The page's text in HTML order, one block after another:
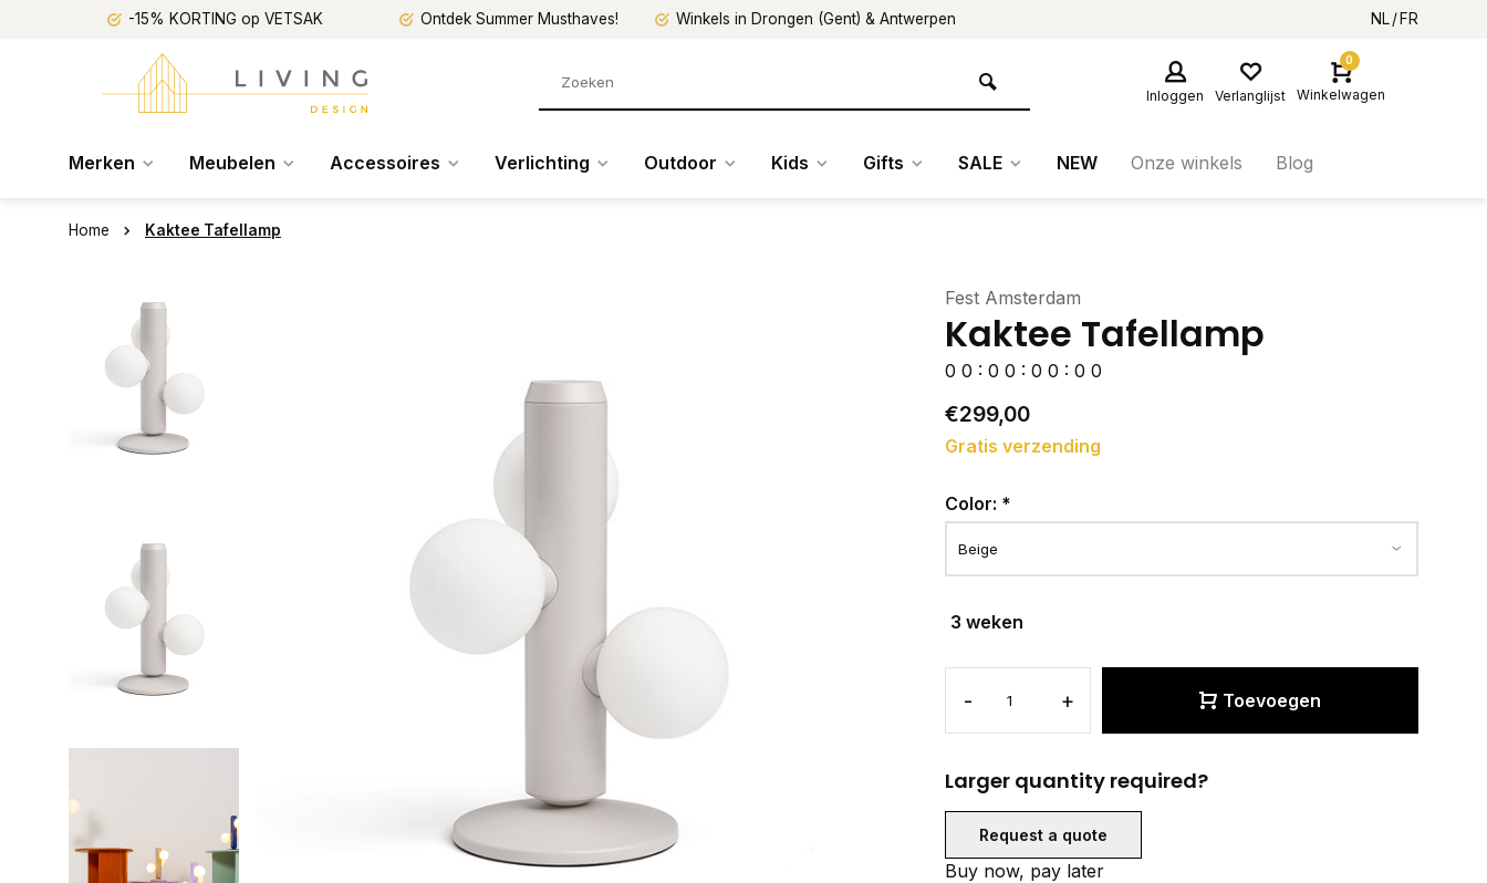
-15% KORTING op VETSAK Ontdek Summer Musthaves! Winkels in Drongen (Gent) & Antwerpen NL FR
Inloggen Verlanglijst
0
Winkelwagen
Merken Meubelen Accessoires Verlichting Outdoor Kids Gifts SALE NEW Onze winkels Blog
Home Kaktee Tafellamp
Fest Amsterdam
Kaktee Tafellamp
0 0 : 0 0 : 0 0 : 0 0
€299,00
Gratis verzending
Color: *
3 weken
- + Toevoegen
Larger quantity required?
Request a quote
Buy now, pay later